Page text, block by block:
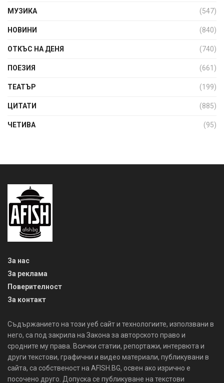
МУЗИКА (547)
НОВИНИ (840)
ОТКЪС НА ДЕНЯ (740)
ПОЕЗИЯ (661)
ТЕАТЪР (199)
ЦИТАТИ (885)
ЧЕТИВА (95)
За нас
За реклама
Поверителност
За контакт
Съдържанието на този уеб сайт и технологиите, използвани в
него, са под закрила на Закона за авторското право и
сродните му права. Всички статии, репортажи, интервюта и
други текстови, графични и видео материали, публикувани в
сайта, са собственост на AFISH.BG, освен ако изрично е
посочено друго. Допуска се публикуване на текстови